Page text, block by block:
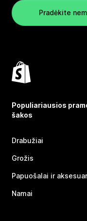
Pradėkite
Populiariausios
šakos
Drabužiai
Grožis
Papuošalai ir
Namai